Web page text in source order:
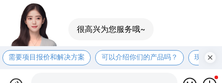
很高兴为您服务哦~
需要项目报价和解决方案 可以介绍你们的产品吗？ 现在有